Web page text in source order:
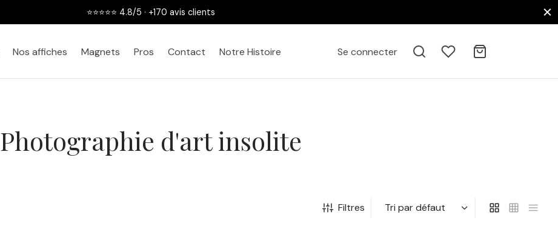
⭐⭐⭐⭐⭐ 4.8/5 · +170 avis clients
Nos affiches Magnets Pros Contact Notre Histoire Se connecter
Photographie d'art insolite
Filtres